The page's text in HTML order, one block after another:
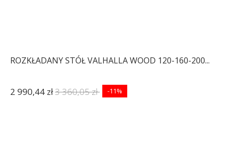
ROZKŁADANY STÓŁ VALHALLA WOOD 120-160-200...
2 990,44 zł3 360,05 zł -11%